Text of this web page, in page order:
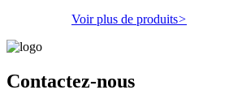
Voir plus de produits>
Contactez-nous